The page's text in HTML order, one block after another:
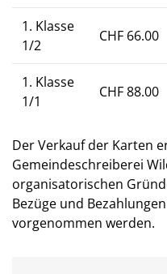
1. Klasse
1/2
CHF 66.00
1. Klasse
1/1
CHF 88.00
Der Verkauf der Karten
Gemeindeschreiberei
organisatorischen
Bezüge und
vorgenommen werden.